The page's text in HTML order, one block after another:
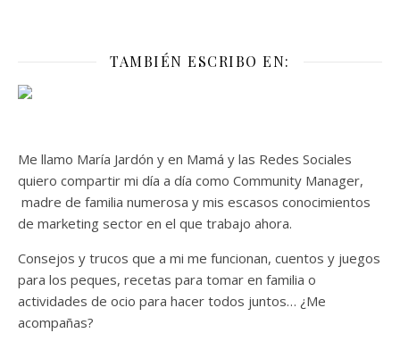
TAMBIÉN ESCRIBO EN:
Me llamo María Jardón y en Mamá y las Redes Sociales
quiero compartir mi día a día como Community Manager,
madre de familia numerosa y mis escasos conocimientos
de marketing sector en el que trabajo ahora.
Consejos y trucos que a mi me funcionan, cuentos y juegos
para los peques, recetas para tomar en familia o
actividades de ocio para hacer todos juntos… ¿Me
acompañas?